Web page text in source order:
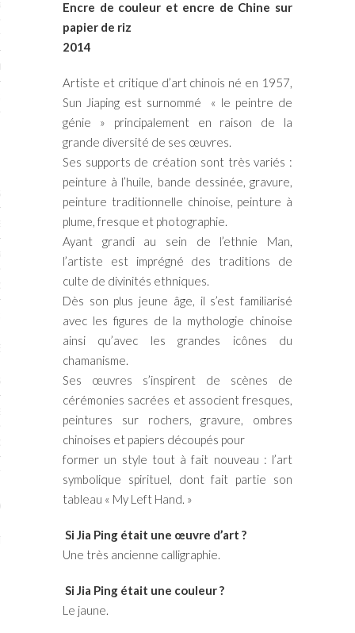
2017
MURS 2017-2018
2016
PARISARTISTES # 2016
PARISARTISTES # 2015
DON
Encre de couleur et encre de Chine sur
papier de riz
2014
Artiste et critique d’art chinois né en 1957,
Sun Jiaping est surnommé « le peintre de
génie » principalement en raison de la
grande diversité de ses œuvres.
Ses supports de création sont très variés :
peinture à l’huile, bande dessinée, gravure,
peinture traditionnelle chinoise, peinture à
plume, fresque et photographie.
Ayant grandi au sein de l’ethnie Man,
l’artiste est imprégné des traditions de
culte de divinités ethniques.
Dès son plus jeune âge, il s’est familiarisé
avec les figures de la mythologie chinoise
ainsi qu’avec les grandes icônes du
chamanisme.
Ses œuvres s’inspirent de scènes de
cérémonies sacrées et associent fresques,
peintures sur rochers, gravure, ombres
chinoises et papiers découpés pour
former un style tout à fait nouveau : l’art
symbolique spirituel, dont fait partie son
tableau « My Left Hand. »
Si Jia Ping était une œuvre d’art ?
Une très ancienne calligraphie.
Si Jia Ping était une couleur ?
Le jaune.